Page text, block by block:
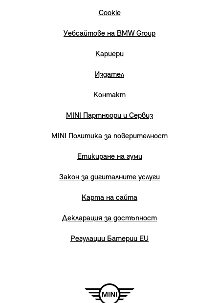
Cookie
Уебсайтове на BMW Group
Кариери
Издател
Контакт
MINI Партньори и Сервиз
MINI Политика за поверителност
Етикиране на гуми
Закон за дигиталните услуги
Карта на сайта
Декларация за достъпност
Регулации Батерии EU